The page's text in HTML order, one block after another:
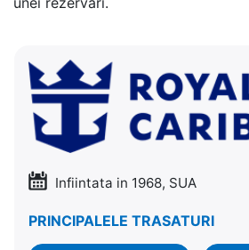
Infiintata in 1968, SUA
PRINCIPALELE TRASATURI